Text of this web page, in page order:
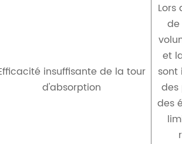
insuffisante de la tour
d'absorption
Lors
et
sont
des